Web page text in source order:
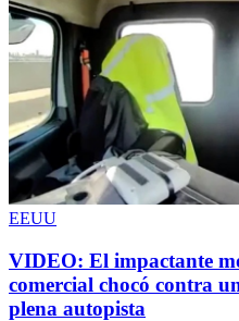
EEUU
VIDEO: El impactante
comercial chocó contra
plena autopista